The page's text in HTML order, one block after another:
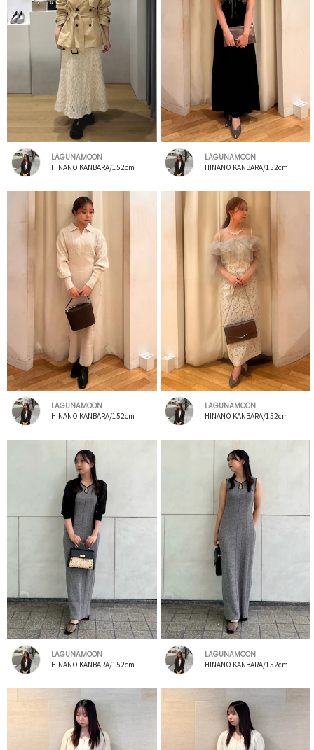
LAGUNAMOON
HINANO KANBARA/152cm
LAGUNAMOON
HINANO KANBARA/152cm
LAGUNAMOON
HINANO KANBARA/152cm
LAGUNAMOON
HINANO KANBARA/152cm
LAGUNAMOON
HINANO KANBARA/152cm
LAGUNAMOON
HINANO KANBARA/152cm